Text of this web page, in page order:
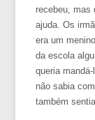
recebeu, mas
ajuda. Os
era um
da escola
queria
não sabia
também